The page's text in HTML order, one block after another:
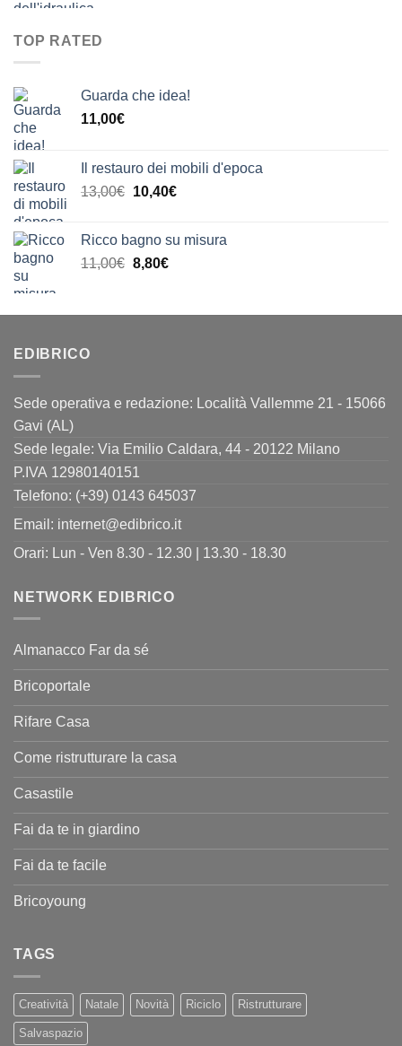
TOP RATED
Guarda che idea!
11,00€
Il restauro dei mobili d'epoca
13,00€ Il
era:
13,00€.
10,40€Il
è:
Ricco bagno su misura
11,00€ Il
era:
8,80€Il
è:
EDIBRICO
Sede operativa e redazione: Località Vallemme 21 - 15066
Gavi (AL)
Sede legale: Via Emilio Caldara, 44 - 20122 Milano
P.IVA 12980140151
Telefono: (+39) 0143 645037
Email: internet@edibrico.it
Orari: Lun - Ven 8.30 - 12.30 | 13.30 - 18.30
NETWORK EDIBRICO
Almanacco Far da sé
Bricoportale
Rifare Casa
Come ristrutturare la casa
Casastile
Fai da te in giardino
Fai da te facile
Bricoyoung
TAGS
Creatività Natale Novità Riciclo Ristrutturare
Salvaspazio